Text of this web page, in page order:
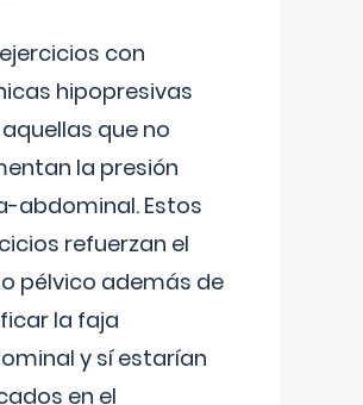
con
hipopresivas
que no
la presión
abdominal. Estos
refuerzan el
pélvico además de
la faja
y sí estarían
en el